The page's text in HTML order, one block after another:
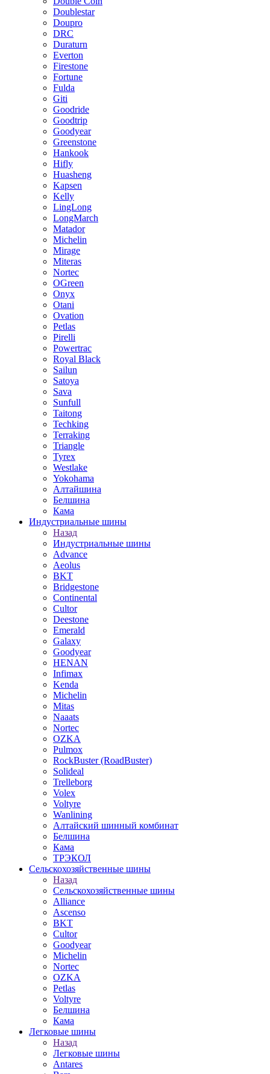
Doublestar
Doupro
DRC
Duraturn
Everton
Firestone
Fortune
Fulda
Giti
Goodride
Goodtrip
Goodyear
Greenstone
Hankook
Hifly
Huasheng
Kapsen
Kelly
LingLong
LongMarch
Matador
Michelin
Mirage
Miteras
Nortec
OGreen
Onyx
Otani
Ovation
Petlas
Pirelli
Powertrac
Royal Black
Sailun
Satoya
Sava
Sunfull
Taitong
Techking
Terraking
Triangle
Tyrex
Westlake
Yokohama
Алтайшина
Белшина
Кама
Индустриальные шины
Назад
Индустриальные шины
Advance
Aeolus
BKT
Bridgestone
Continental
Cultor
Deestone
Emerald
Galaxy
Goodyear
HENAN
Infimax
Kenda
Michelin
Mitas
Naaats
Nortec
OZKA
Pulmox
RockBuster (RoadBuster)
Solideal
Trelleborg
Volex
Voltyre
Wanlining
Алтайский шинный комбинат
Белшина
Кама
ТРЭКОЛ
Сельскохозяйственные шины
Назад
Сельскохозяйственные шины
Alliance
Ascenso
BKT
Cultor
Goodyear
Michelin
Nortec
OZKA
Petlas
Voltyre
Белшина
Кама
Легковые шины
Назад
Легковые шины
Antares